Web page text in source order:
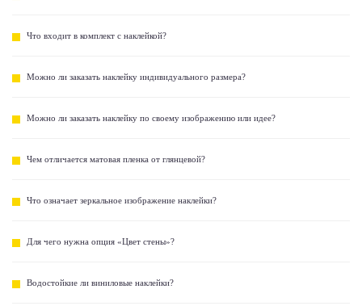
Что входит в комплект с наклейкой?
Можно ли заказать наклейку индивидуального размера?
Можно ли заказать наклейку по своему изображению или идее?
Чем отличается матовая пленка от глянцевой?
Что означает зеркальное изображение наклейки?
Для чего нужна опция «Цвет стены»?
Водостойкие ли виниловые наклейки?